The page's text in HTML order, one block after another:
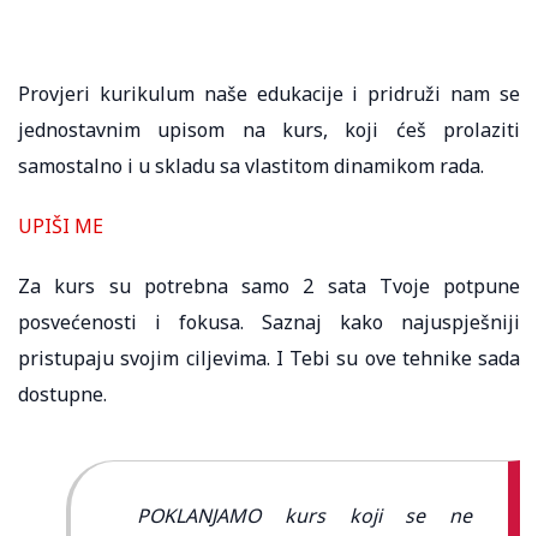
Provjeri kurikulum naše edukacije i pridruži nam se
jednostavnim upisom na kurs, koji ćeš prolaziti
samostalno i u skladu sa vlastitom dinamikom rada.
UPIŠI ME
Za kurs su potrebna samo 2 sata Tvoje potpune
posvećenosti i fokusa. Saznaj kako najuspješniji
pristupaju svojim ciljevima. I Tebi su ove tehnike sada
dostupne.
POKLANJAMO kurs koji se ne